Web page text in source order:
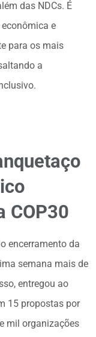
das NDCs. É
e
para os mais
a
COP30
encerramento da
semana mais de
entregou ao
15 propostas por
mil organizações